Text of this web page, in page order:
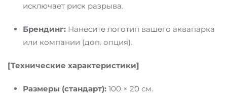
исключает риск разрыва.
Брендинг: Нанесите логотип вашего аквапарка
или компании (доп. опция).
[Технические характеристики]
Размеры (стандарт): 100 × 20 см.